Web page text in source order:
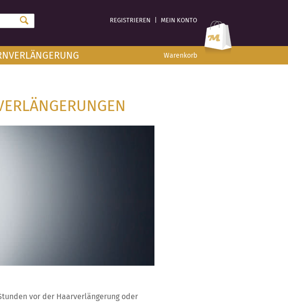
REGISTRIEREN MEIN KONTO
Warenkorb
vor der Haarverlängerung oder